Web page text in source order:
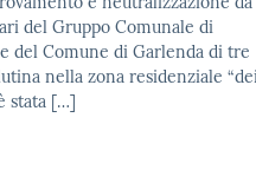
del Gruppo Comunale di
del Comune di Garlenda di tre
nella zona residenziale
stata […]